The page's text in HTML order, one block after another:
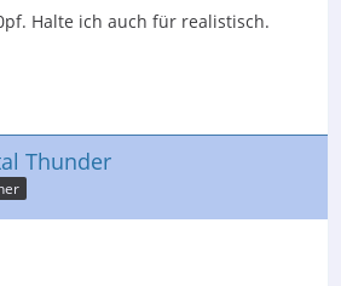
Halte ich auch für realistisch.
Thunder